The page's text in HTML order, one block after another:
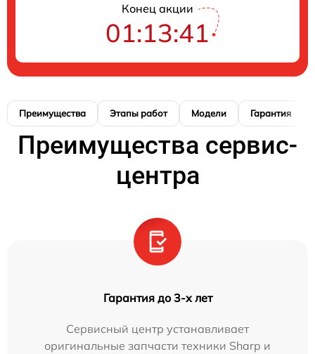
Конец акции
01:13:40
Преимущества Этапы работ Модели Гарантия
Преимущества сервис-
центра
Гарантия до 3-х лет
Сервисный центр устанавливает
оригинальные запчасти техники Sharp и